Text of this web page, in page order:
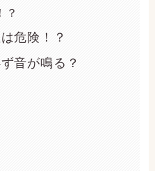
？
危険！？
音が鳴る？